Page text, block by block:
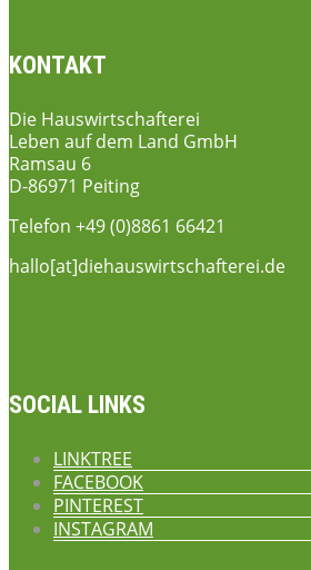
KONTAKT
Die Hauswirtschafterei
Leben auf dem Land GmbH
Ramsau 6
D-86971 Peiting
Telefon +49 (0)8861 66421
hallo[at]diehauswirtschafterei.de
SOCIAL LINKS
LINKTREE
FACEBOOK
PINTEREST
INSTAGRAM